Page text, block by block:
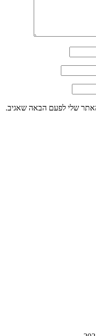
שלי לפעם הבאה שאגיב.